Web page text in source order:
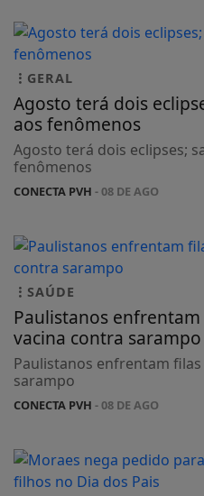
GERAL
Agosto terá dois
aos fenômenos
Agosto terá dois eclipses;
fenômenos
CONECTA PVH - 08 DE AGO
SAÚDE
Paulistanos
vacina contra sarampo
Paulistanos enfrentam
sarampo
CONECTA PVH - 08 DE AGO